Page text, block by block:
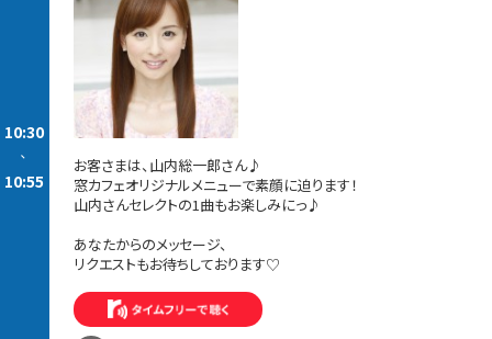
10:30
-
10:55
お客さまは、山内総一郎さん♪
窓カフェオリジナルメニューで素顔に迫ります！
山内さんセレクトの1曲もお楽しみにっ♪
あなたからのメッセージ、
リクエストもお待ちしております♡